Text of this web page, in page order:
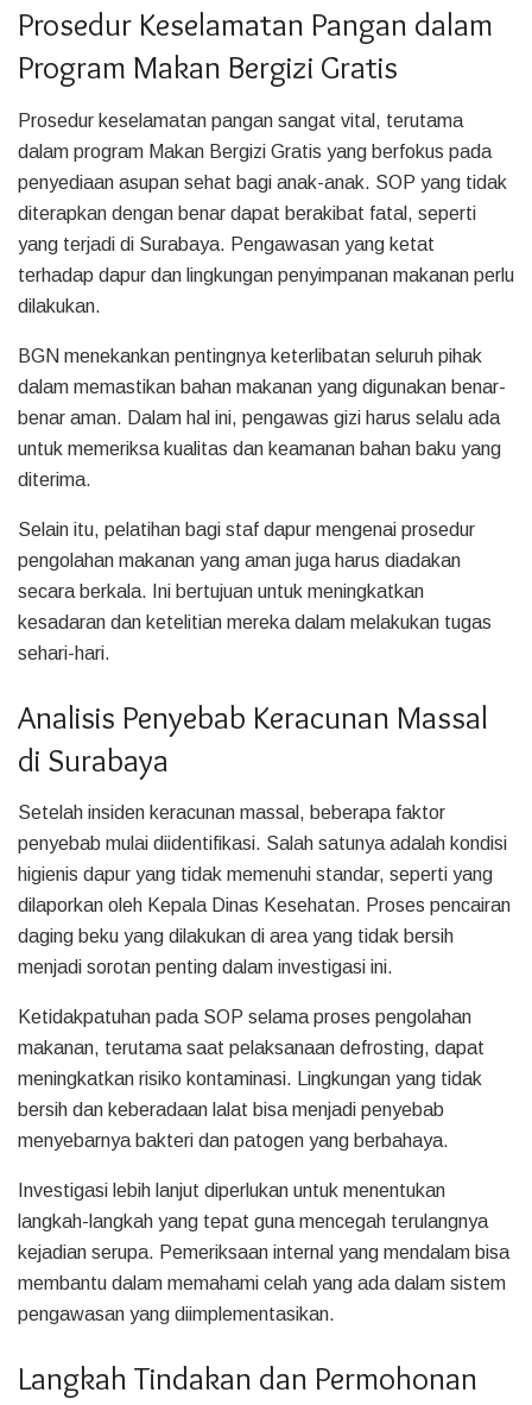
Prosedur Keselamatan Pangan dalam
Program Makan Bergizi Gratis
Prosedur keselamatan pangan sangat vital, terutama
dalam program Makan Bergizi Gratis yang berfokus pada
penyediaan asupan sehat bagi anak-anak. SOP yang tidak
diterapkan dengan benar dapat berakibat fatal, seperti
yang terjadi di Surabaya. Pengawasan yang ketat
terhadap dapur dan lingkungan penyimpanan makanan perlu
dilakukan.
BGN menekankan pentingnya keterlibatan seluruh pihak
dalam memastikan bahan makanan yang digunakan benar-
benar aman. Dalam hal ini, pengawas gizi harus selalu ada
untuk memeriksa kualitas dan keamanan bahan baku yang
diterima.
Selain itu, pelatihan bagi staf dapur mengenai prosedur
pengolahan makanan yang aman juga harus diadakan
secara berkala. Ini bertujuan untuk meningkatkan
kesadaran dan ketelitian mereka dalam melakukan tugas
sehari-hari.
Analisis Penyebab Keracunan Massal
di Surabaya
Setelah insiden keracunan massal, beberapa faktor
penyebab mulai diidentifikasi. Salah satunya adalah kondisi
higienis dapur yang tidak memenuhi standar, seperti yang
dilaporkan oleh Kepala Dinas Kesehatan. Proses pencairan
daging beku yang dilakukan di area yang tidak bersih
menjadi sorotan penting dalam investigasi ini.
Ketidakpatuhan pada SOP selama proses pengolahan
makanan, terutama saat pelaksanaan defrosting, dapat
meningkatkan risiko kontaminasi. Lingkungan yang tidak
bersih dan keberadaan lalat bisa menjadi penyebab
menyebarnya bakteri dan patogen yang berbahaya.
Investigasi lebih lanjut diperlukan untuk menentukan
langkah-langkah yang tepat guna mencegah terulangnya
kejadian serupa. Pemeriksaan internal yang mendalam bisa
membantu dalam memahami celah yang ada dalam sistem
pengawasan yang diimplementasikan.
Langkah Tindakan dan Permohonan